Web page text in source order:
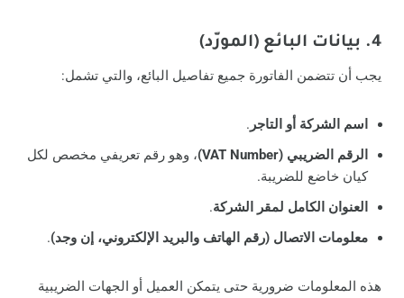
4. بيانات البائع (المورّد)
يجب أن تتضمن الفاتورة جميع تفاصيل البائع، والتي تشمل:
اسم الشركة أو التاجر .
الرقم الضريبي (VAT Number)
، وهو رقم تعريفي مخصص لكل
كيان خاضع للضريبة.
العنوان الكامل لمقر الشركة.
معلومات الاتصال (رقم الهاتف والبريد الإلكتروني، إن وجد).
هذه المعلومات ضرورية حتى يتمكن العميل أو الجهات الضريبية